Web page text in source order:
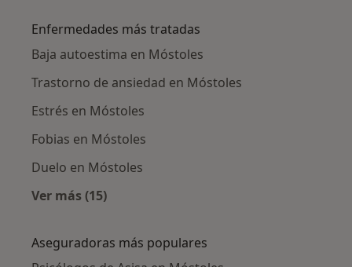
Enfermedades más tratadas
Baja autoestima en Móstoles
Trastorno de ansiedad en Móstoles
Estrés en Móstoles
Fobias en Móstoles
Duelo en Móstoles
Ver más (15)
Aseguradoras más populares